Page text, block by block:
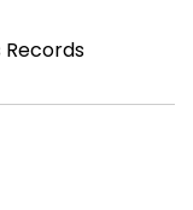
Records